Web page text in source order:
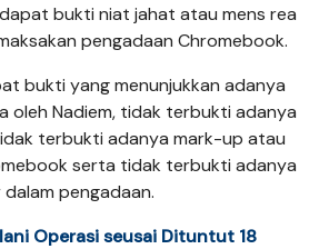
bukti niat jahat atau mens rea
pengadaan Chromebook.
bukti yang menunjukkan adanya
oleh Nadiem, tidak terbukti adanya
terbukti adanya mark-up atau
serta tidak terbukti adanya
pengadaan.
Operasi seusai Dituntut 18